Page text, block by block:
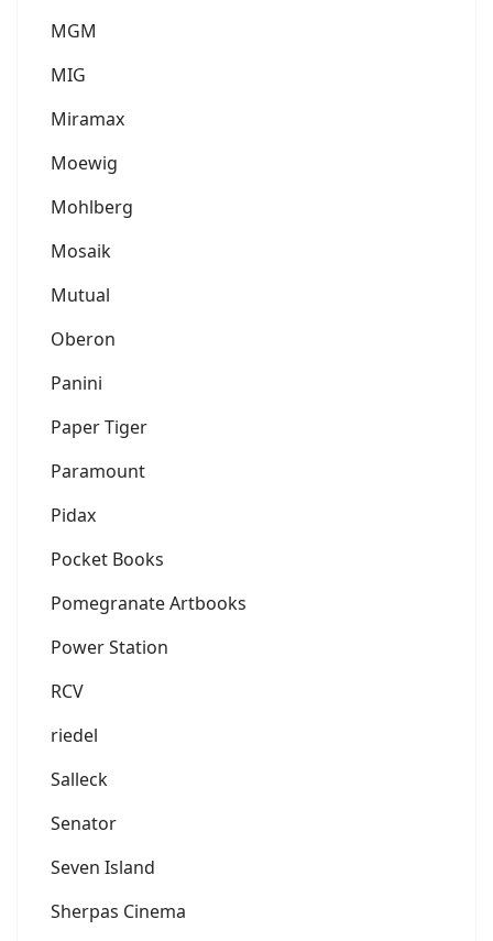
MGM
MIG
Miramax
Moewig
Mohlberg
Mosaik
Mutual
Oberon
Panini
Paper Tiger
Paramount
Pidax
Pocket Books
Pomegranate Artbooks
Power Station
RCV
riedel
Salleck
Senator
Seven Island
Sherpas Cinema